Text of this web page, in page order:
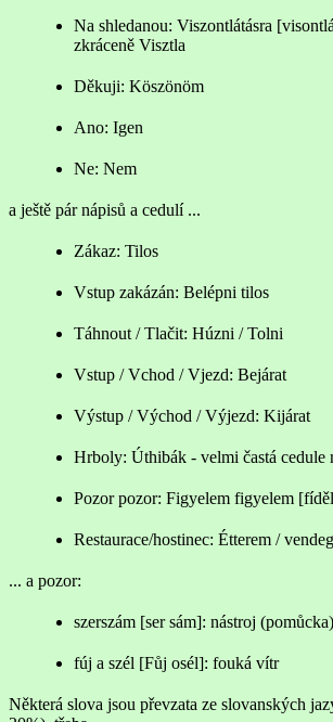
Na shledanou: Viszontlátásra
zkráceně Visztla
Děkuji: Köszönöm
Ano: Igen
Ne: Nem
a ještě pár nápisů a cedulí ...
Zákaz: Tilos
Vstup zakázán: Belépni tilos
Táhnout / Tlačit: Húzni / Tolni
Vstup / Vchod / Vjezd: Bejárat
Výstup / Východ / Výjezd: Kijárat
Hrboly: Úthibák - velmi častá cedule
Pozor pozor: Figyelem figyelem
Restaurace/hostinec: Étterem /
... a pozor:
szerszám [ser sám]: nástroj (pomůcka)
fúj a szél [Fůj osél]: fouká vítr
Některá slova jsou převzata ze slovanských